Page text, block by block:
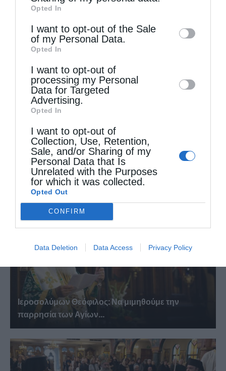
of downstream participants. This
information may also be disclosed by us to
third parties on theIAB’s List of
Downstream Participants
disclose it to other third parties.
Opted In
I want to opt-out of the Sale
of my Personal Data.
Opted In
I want to opt-out of
processing my Personal
Data for Targeted
Advertising.
Opted In
I want to opt-out of
Collection, Use, Retention,
Sale, and/or Sharing of my
Personal Data that Is
Unrelated with the Purposes
for which it was collected.
Opted Out
CONFIRM
Data Deletion Data Access Privacy Policy
Χειροτονία Διακόνου από τον Αρχιεπίσκοπο
Αυστραλίας Μακάριος: «Ο Χριστός έδειξε τη
λαμπρότητα της...
Ιεροσολύμων Θεόφιλος: Να μιμηθούμε την
παρρησία των Αγίων...